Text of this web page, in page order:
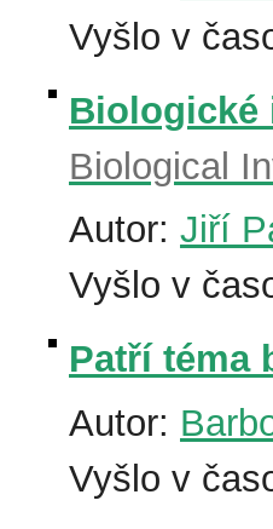
Vyšlo v
Biologické
Biological
Autor: Jiří
Vyšlo v
Patří téma
Autor:
Vyšlo v